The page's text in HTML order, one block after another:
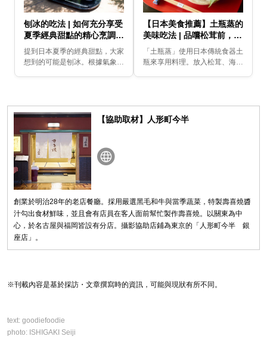
刨冰的吃法 | 如何充分享受
夏季經典甜點的精心烹調味
道？
提到日本夏季的經典甜點，大家
想到的可能是刨冰。根據氣象公
是看到就感覺涼爽的清...
【日本美食推薦】土瓶蒸的
美味吃法 | 品嚐松茸前，先
用小杯子享用高湯才是真正
吃法！
「土瓶蒸」使用日本傳統食器土
瓶來享用料理。放入松茸、海鰻
宴席上出現的話，應該...
【協助取材】人形町今半
創業於明治28年的老店餐廳。採用嚴選黑毛和牛與當季蔬菜，特製壽喜燒醬
汁勾出食材鮮味，並且會有店員在客人面前幫忙製作壽喜燒。以關東為中
心，於名古屋與福岡皆設有分店。攝影協助店鋪為東京的「人形町今半 銀
座店」。
※刊載內容是基於採訪・文章撰寫時的資訊，可能與現狀有所不同。
text: goodiefoodie
photo: ISHIGAKI Seiji